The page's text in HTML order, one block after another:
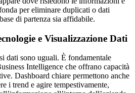
per eliminare duplicati o dati
di partenza sia affidabile.
e Visualizzazione Dati
dati sono uguali. È fondamentale
Intelligence che offrano capacità
Dashboard chiare permettono anche
i trend e agire tempestivamente,